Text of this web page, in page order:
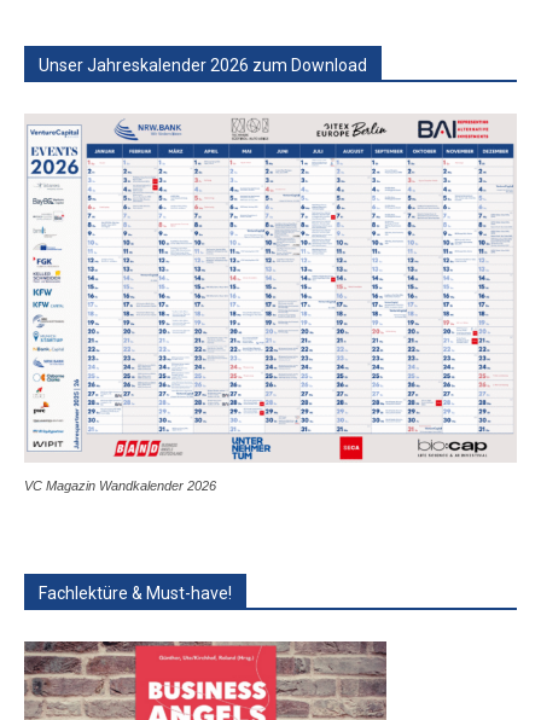
Unser Jahreskalender 2026 zum Download
VC Magazin Wandkalender 2026
Fachlektüre & Must-have!